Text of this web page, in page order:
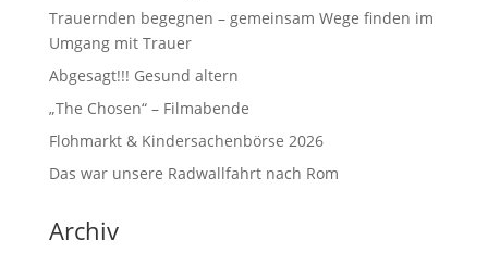
Trauernden begegnen – gemeinsam Wege finden im
Umgang mit Trauer
Abgesagt!!! Gesund altern
„The Chosen“ – Filmabende
Flohmarkt & Kindersachenbörse 2026
Das war unsere Radwallfahrt nach Rom
Archiv